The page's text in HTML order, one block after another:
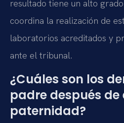
resultado tiene un alto
coordina la realización de
laboratorios acreditados y
ante el tribunal.
¿Cuáles son los
padre después
paternidad?